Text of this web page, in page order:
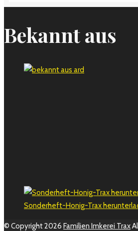
Bekannt aus
Sonderheft-Honig-Trax
© Copyright 2026 Familien Imkerei Trax